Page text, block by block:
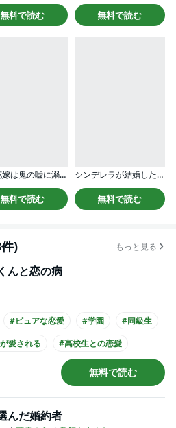
無料で読む 無料で読む
龍の花嫁は鬼の嘘に溺れる
無料で読む
シンデレラが結婚したので意地悪な義姉はクールに去……れません！？（単話版）
無料で読む
) もっと見る
んと恋の病
#ピュアな恋愛 #学園
#同級生
愛される
#高校生との恋愛
#講談社漫画賞
#主人公が高校生
無料で読む
んだ婚約者